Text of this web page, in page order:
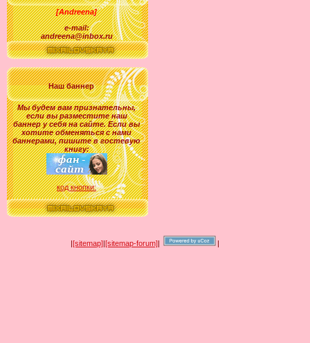
[Andreena]
e-mail:
andreena@inbox.ru
Наш баннер
Мы будем вам признательны,
если вы разместите наш
баннер у себя на сайте. Если вы
хотите обменяться с нами
баннерами, пишите в гостевую
книгу:
код кнопки:
|[sitemap]|[sitemap-forum]| |